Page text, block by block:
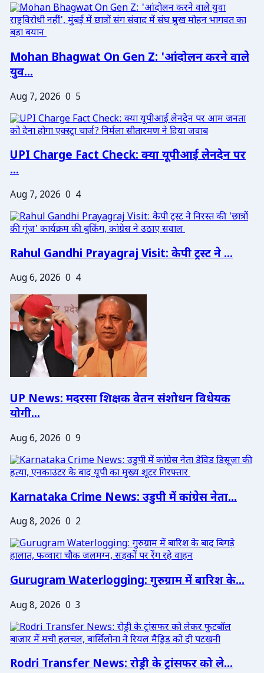
Mohan Bhagwat On Gen Z: 'आंदोलन करने वाले
युव...
Aug 7, 2026 0 5
UPI Charge Fact Check: क्या यूपीआई लेनदेन पर
...
Aug 7, 2026 0 4
Rahul Gandhi Prayagraj Visit: केपी ट्रस्ट ने ...
Aug 6, 2026 0 4
UP News: मदरसा शिक्षक वेतन संशोधन विधेयक
योगी...
Aug 6, 2026 0 9
Karnataka Crime News: उडुपी में कांग्रेस नेता...
Aug 8, 2026 0 2
Gurugram Waterlogging: गुरुग्राम में बारिश के...
Aug 8, 2026 0 3
Rodri Transfer News: रोड्री के ट्रांसफर को ले...